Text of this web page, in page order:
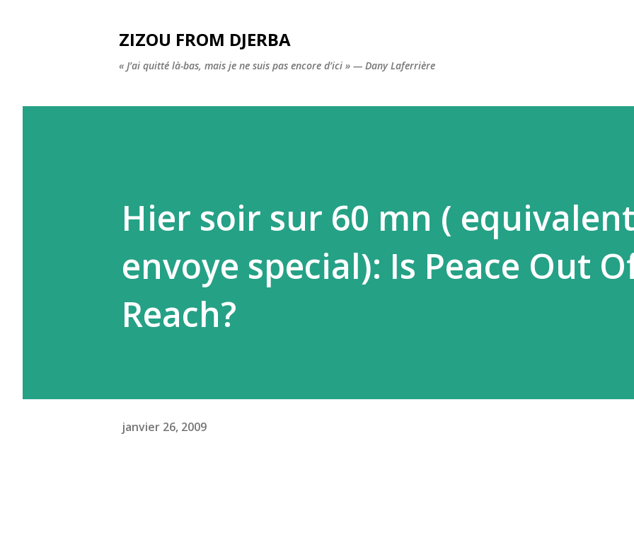
ZIZOU FROM DJERBA
« J’ai quitté là-bas, mais je ne suis pas encore d’ici » — Dany Laferrière
Hier soir sur 60 mn (
envoye special): Is Peace Out
Reach?
janvier 26, 2009